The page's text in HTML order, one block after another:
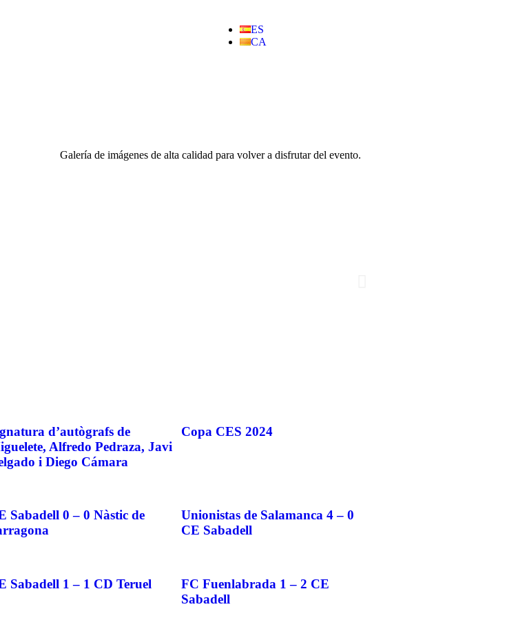
ES
CA
Galería de imágenes de alta calidad para volver a disfrutar del evento.
d’autògrafs de
Alfredo Pedraza, Javi
i Diego Cámara
Copa CES 2024
Sabadell 0 – 0 Nàstic de
Unionistas de Salamanca 4 – 0
CE Sabadell
Sabadell 1 – 1 CD Teruel
FC Fuenlabrada 1 – 2 CE
Sabadell